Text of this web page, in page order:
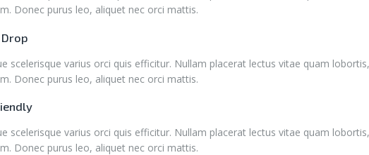
Donec purus leo, aliquet nec orci mattis.
scelerisque varius orci quis efficitur. Nullam placerat lectus vitae quam
Donec purus leo, aliquet nec orci mattis.
scelerisque varius orci quis efficitur. Nullam placerat lectus vitae quam
Donec purus leo, aliquet nec orci mattis.